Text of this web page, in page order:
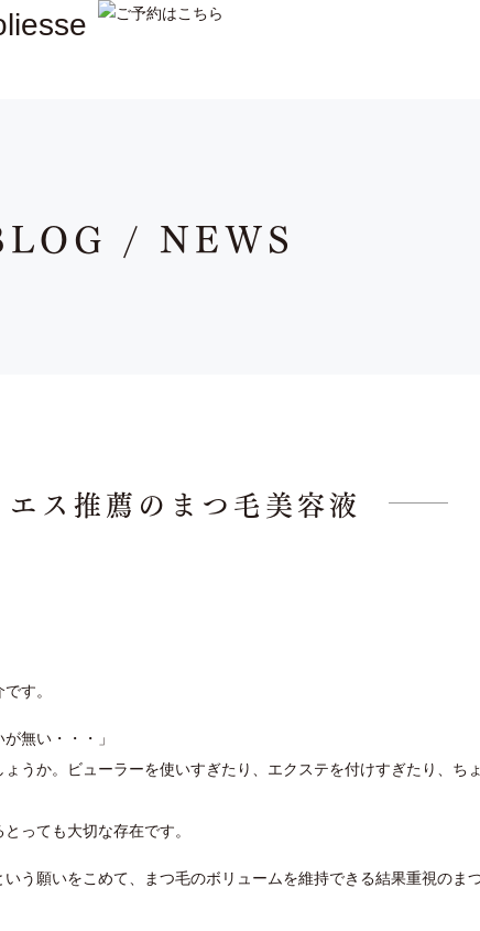
/ NEWS
エス推薦のまつ毛美容液
す。
無い・・・」
うか。ビューラーを使いすぎたり、エクステを付けすぎたり、ち
っても大切な存在です。
う願いをこめて、まつ毛のボリュームを維持できる結果重視のま